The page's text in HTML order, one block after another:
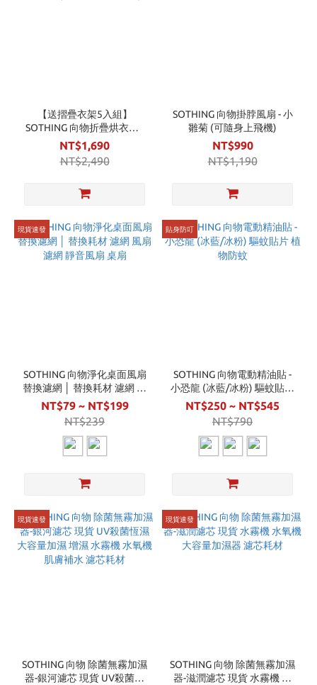
【送摺疊衣架5入組】
SOTHING 向物折疊烘衣機 -
隨行烘Mini (110V 便攜烘衣
機)
NT$1,690
NT$2,490
SOTHING 向物掛脖風扇 - 小
雛菊 (可隨身上飛機)
NT$990
NT$1,190
現貨速發
SOTHING 向物淨化桌面風扇
替換濾網 │ 替換耗材 濾網 風
扇濾網 靜音風扇 桌扇
NT$79 ~ NT$199
NT$239
貼身防叮
SOTHING 向物電動精油貼 -
小恐龍 (冰藍/冰粉) 驅蚊貼片
植物防蚊
NT$250 ~ NT$545
NT$790
現貨速發
SOTHING 向物 除菌無霧加濕
器-銀河濾芯 現貨 UV殺菌恆
現貨速發
SOTHING 向物 除菌無霧加濕
器-滋潤濾芯 現貨 水霧機 水